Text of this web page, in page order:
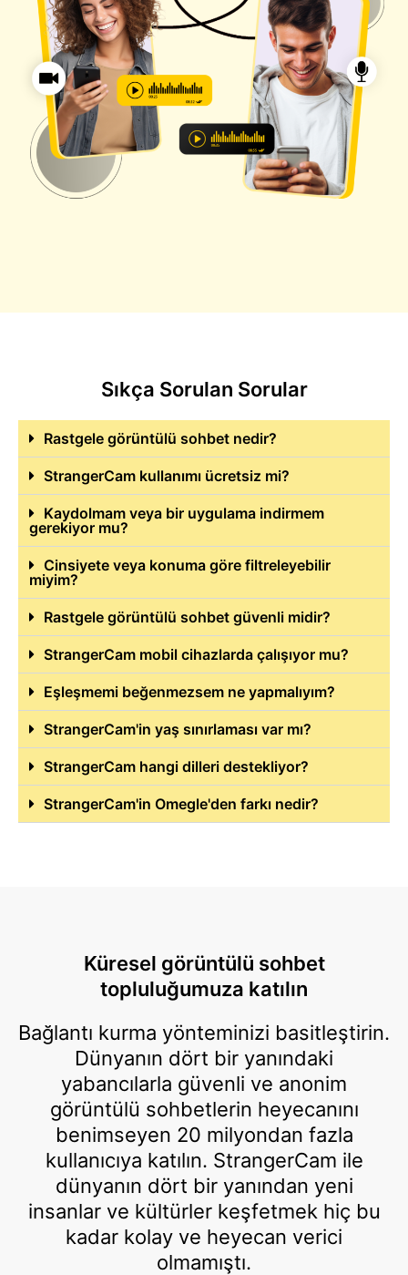
Sıkça Sorulan Sorular
Rastgele görüntülü sohbet nedir?
StrangerCam kullanımı ücretsiz mi?
Kaydolmam veya bir uygulama indirmem
gerekiyor mu?
Cinsiyete veya konuma göre filtreleyebilir
miyim?
Rastgele görüntülü sohbet güvenli midir?
StrangerCam mobil cihazlarda çalışıyor mu?
Eşleşmemi beğenmezsem ne yapmalıyım?
StrangerCam'in yaş sınırlaması var mı?
StrangerCam hangi dilleri destekliyor?
StrangerCam'in Omegle'den farkı nedir?
Küresel görüntülü sohbet
topluluğumuza katılın
Bağlantı kurma yönteminizi basitleştirin.
Dünyanın dört bir yanındaki
yabancılarla güvenli ve anonim
görüntülü sohbetlerin heyecanını
benimseyen 20 milyondan fazla
kullanıcıya katılın. StrangerCam ile
dünyanın dört bir yanından yeni
insanlar ve kültürler keşfetmek hiç bu
kadar kolay ve heyecan verici
olmamıştı.